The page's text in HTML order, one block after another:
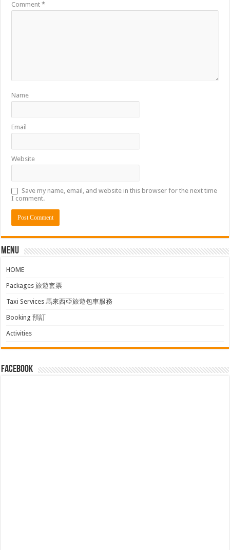
Comment*
Name
Email
Website
Save my name, email, and website in this browser for the next time
I comment.
Menu
HOME
Packages 旅遊套票
Taxi Services 馬來西亞旅遊包車服務
Booking 預訂
Activities
facebook